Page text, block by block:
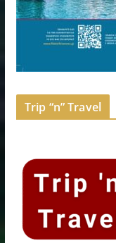
Trip “n” Travel